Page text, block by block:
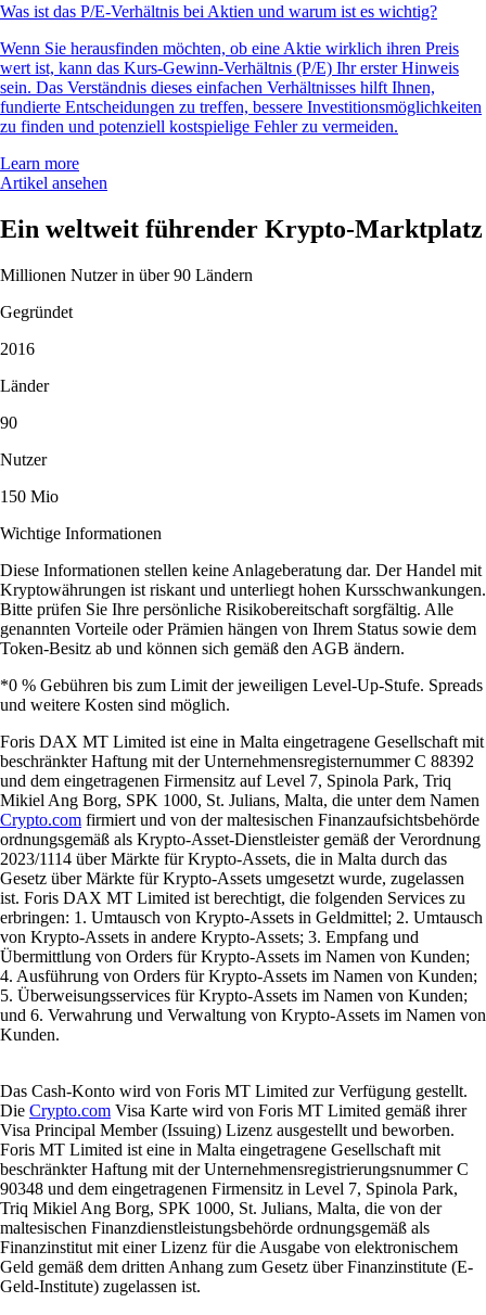
Was ist das P/E-Verhältnis bei Aktien und warum ist es wichtig?
Wenn Sie herausfinden möchten, ob eine Aktie wirklich ihren Preis
wert ist, kann das Kurs-Gewinn-Verhältnis (P/E) Ihr erster Hinweis
sein. Das Verständnis dieses einfachen Verhältnisses hilft Ihnen,
fundierte Entscheidungen zu treffen, bessere Investitionsmöglichkeiten
zu finden und potenziell kostspielige Fehler zu vermeiden.
Learn more
Artikel ansehen
Ein weltweit führender Krypto-Marktplatz
Millionen Nutzer in über 90 Ländern
Gegründet
2016
Länder
90
Nutzer
150 Mio
Wichtige Informationen
Diese Informationen stellen keine Anlageberatung dar. Der Handel mit
Kryptowährungen ist riskant und unterliegt hohen Kursschwankungen.
Bitte prüfen Sie Ihre persönliche Risikobereitschaft sorgfältig. Alle
genannten Vorteile oder Prämien hängen von Ihrem Status sowie dem
Token-Besitz ab und können sich gemäß den AGB ändern.
*0 % Gebühren bis zum Limit der jeweiligen Level-Up-Stufe. Spreads
und weitere Kosten sind möglich.
Foris DAX MT Limited ist eine in Malta eingetragene Gesellschaft mit
beschränkter Haftung mit der Unternehmensregisternummer C 88392
und dem eingetragenen Firmensitz auf Level 7, Spinola Park, Triq
Mikiel Ang Borg, SPK 1000, St. Julians, Malta, die unter dem Namen
Crypto.com firmiert und von der maltesischen Finanzaufsichtsbehörde
ordnungsgemäß als Krypto-Asset-Dienstleister gemäß der Verordnung
2023/1114 über Märkte für Krypto-Assets, die in Malta durch das
Gesetz über Märkte für Krypto-Assets umgesetzt wurde, zugelassen
ist. Foris DAX MT Limited ist berechtigt, die folgenden Services zu
erbringen: 1. Umtausch von Krypto-Assets in Geldmittel; 2. Umtausch
von Krypto-Assets in andere Krypto-Assets; 3. Empfang und
Übermittlung von Orders für Krypto-Assets im Namen von Kunden;
4. Ausführung von Orders für Krypto-Assets im Namen von Kunden;
5. Überweisungsservices für Krypto-Assets im Namen von Kunden;
und 6. Verwahrung und Verwaltung von Krypto-Assets im Namen von
Kunden.
Das Cash-Konto wird von Foris MT Limited zur Verfügung gestellt.
Die Crypto.com Visa Karte wird von Foris MT Limited gemäß ihrer
Visa Principal Member (Issuing) Lizenz ausgestellt und beworben.
Foris MT Limited ist eine in Malta eingetragene Gesellschaft mit
beschränkter Haftung mit der Unternehmensregistrierungsnummer C
90348 und dem eingetragenen Firmensitz in Level 7, Spinola Park,
Triq Mikiel Ang Borg, SPK 1000, St. Julians, Malta, die von der
maltesischen Finanzdienstleistungsbehörde ordnungsgemäß als
Finanzinstitut mit einer Lizenz für die Ausgabe von elektronischem
Geld gemäß dem dritten Anhang zum Gesetz über Finanzinstitute (E-
Geld-Institute) zugelassen ist.